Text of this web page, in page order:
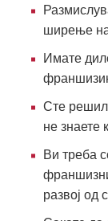
ширење
Имате
Сте
не знаете
Ви треба
развој од